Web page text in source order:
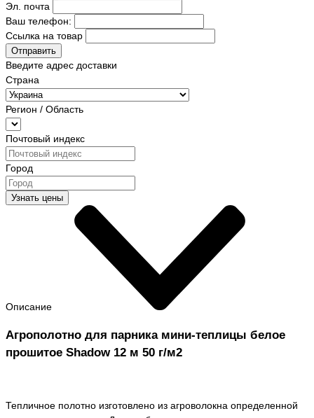
Эл. почта
Ваш телефон:
Ссылка на товар
Отправить
Введите адрес доставки
Страна
Регион / Область
Почтовый индекс
Город
Узнать цены
Описание
Агрополотно для парника мини-теплицы белое
прошитое Shadow 12 м 50 г/м2
Тепличное полотно изготовлено из агроволокна определенной